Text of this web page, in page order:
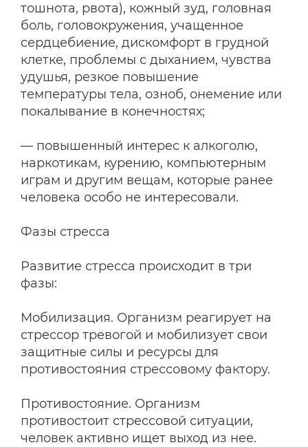
тошнота, рвота), кожный зуд, головная
боль, головокружения, учащенное
сердцебиение, дискомфорт в грудной
клетке, проблемы с дыханием, чувства
удушья, резкое повышение
температуры тела, озноб, онемение или
покалывание в конечностях;
— повышенный интерес к алкоголю,
наркотикам, курению, компьютерным
играм и другим вещам, которые ранее
человека особо не интересовали.
Фазы стресса
Развитие стресса происходит в три
фазы:
Мобилизация. Организм реагирует на
стрессор тревогой и мобилизует свои
защитные силы и ресурсы для
противостояния стрессовому фактору.
Противостояние. Организм
противостоит стрессовой ситуации,
человек активно ищет выход из нее.